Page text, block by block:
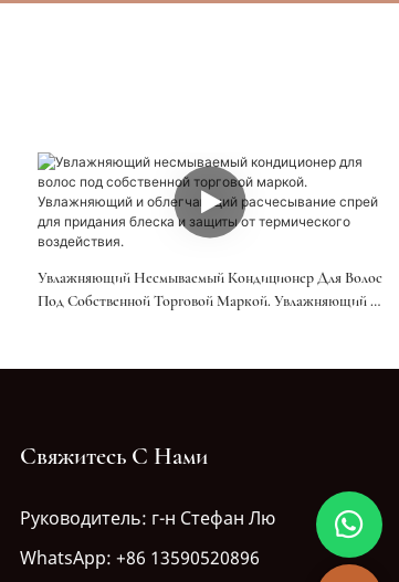
Увлажняющий Несмываемый Кондиционер Для Волос
Под Собственной Торговой Маркой. Увлажняющий И
Свяжитесь С Нами
Руководитель: г-н Стефан Лю
WhatsApp: +86 13590520896